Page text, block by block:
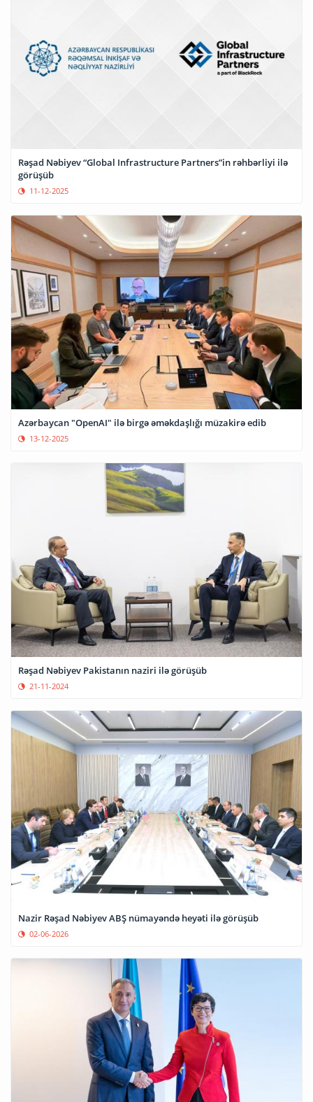
Rəşad Nəbiyev “Global Infrastructure Partners”in rəhbərliyi ilə
görüşüb
11-12-2025
Azərbaycan "OpenAI" ilə birgə əməkdaşlığı müzakirə edib
13-12-2025
Rəşad Nəbiyev Pakistanın naziri ilə görüşüb
21-11-2024
Nazir Rəşad Nəbiyev ABŞ nümayəndə heyəti ilə görüşüb
02-06-2026